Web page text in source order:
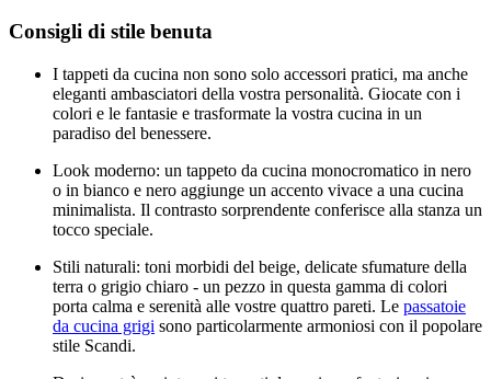
Consigli di stile benuta
I tappeti da cucina non sono solo accessori pratici, ma anche
eleganti ambasciatori della vostra personalità. Giocate con i
colori e le fantasie e trasformate la vostra cucina in un
paradiso del benessere.
Look moderno: un tappeto da cucina monocromatico in nero
o in bianco e nero aggiunge un accento vivace a una cucina
minimalista. Il contrasto sorprendente conferisce alla stanza un
tocco speciale.
Stili naturali: toni morbidi del beige, delicate sfumature della
terra o grigio chiaro - un pezzo in questa gamma di colori
porta calma e serenità alle vostre quattro pareti. Le passatoie
da cucina grigi sono particolarmente armoniosi con il popolare
stile Scandi.